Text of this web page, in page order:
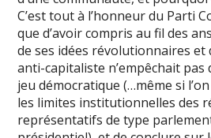
C’est tout à l’honneur du Parti
que d’avoir compris au fil des
de ses idées révolutionnaires
anti-capitaliste n’empêchait pas
jeu démocratique (…même si
les limites institutionnelles des
représentatifs de type